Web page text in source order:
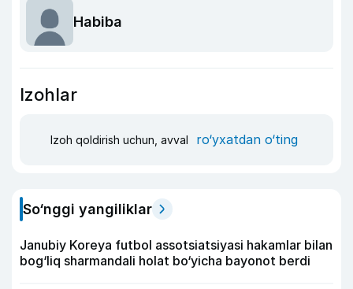
Habiba
Izohlar
Izoh qoldirish uchun, avval ro‘yxatdan o‘ting
So‘nggi yangiliklar
Janubiy Koreya futbol assotsiatsiyasi hakamlar bilan
bog‘liq sharmandali holat bo‘yicha bayonot berdi